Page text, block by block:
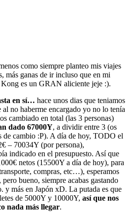
como siempre planteo mis viajes
más ganas de ir incluso que en mi
es un GRAN aliciente jeje :).
en sí… hace unos dias que teniamos
no haberme encargado yo no lo tenía
cambiado en total (las 3 personas)
dado 67000Y, a dividir entre 3 (os
de cambio :P). A día de hoy, TODO el
– 70034Y (por persona),
indicado en el presupuesto. Así que
netos (15500Y a día de hoy), para
compras, etc…), esperamos
bueno, siempre acabas gastando
y más en Japón xD. La putada es que
de 5000Y y 10000Y, así que nos
nada más llegar.